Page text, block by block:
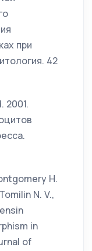
при
42
2001.
H.
N. V.,
in
of